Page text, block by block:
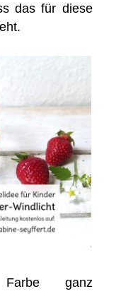
das für diese
ganz